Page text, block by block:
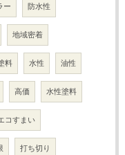
ー 防水性
地域密着
料 水性 油性
高価 水性塗料
コすまい
打ち切り